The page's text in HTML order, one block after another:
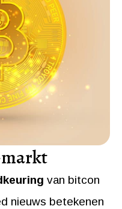
van bitcon
nieuws betekenen